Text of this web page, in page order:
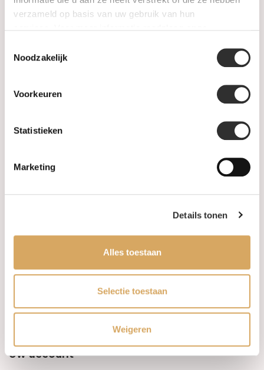
verzameld op basis van uw gebruik van hun
Noodzakelijk
Voorkeuren
Statistieken
Marketing
Details tonen
Alles toestaan
Selectie toestaan
Weigeren
Informatie
Leveringsvoorwaarden
Privacy Policy
Uw account